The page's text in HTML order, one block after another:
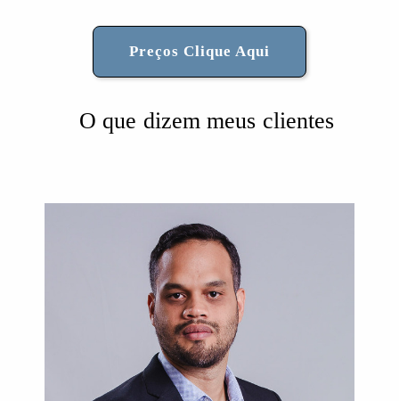
Preços Clique Aqui
O que dizem meus clientes